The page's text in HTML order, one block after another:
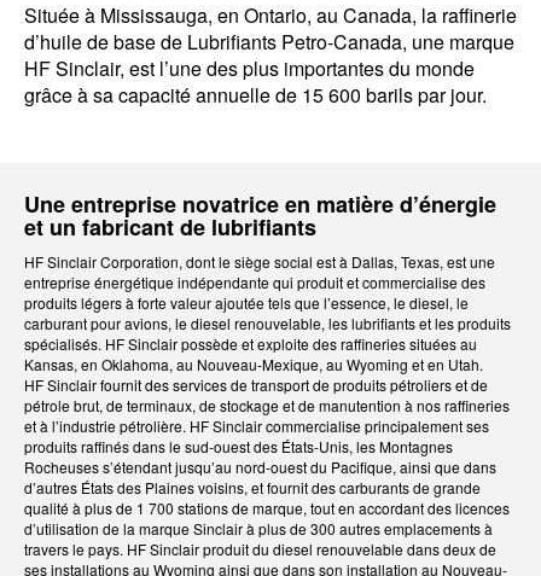
Située à Mississauga, en Ontario, au Canada, la raffinerie
d’huile de base de Lubrifiants Petro-Canada, une marque
HF Sinclair, est l’une des plus importantes du monde
grâce à sa capacité annuelle de 15 600 barils par jour.
Une entreprise novatrice en matière d’énergie
et un fabricant de lubrifiants
HF Sinclair Corporation, dont le siège social est à Dallas, Texas, est une
entreprise énergétique indépendante qui produit et commercialise des
produits légers à forte valeur ajoutée tels que l’essence, le diesel, le
carburant pour avions, le diesel renouvelable, les lubrifiants et les produits
spécialisés. HF Sinclair possède et exploite des raffineries situées au
Kansas, en Oklahoma, au Nouveau-Mexique, au Wyoming et en Utah.
HF Sinclair fournit des services de transport de produits pétroliers et de
pétrole brut, de terminaux, de stockage et de manutention à nos raffineries
et à l’industrie pétrolière. HF Sinclair commercialise principalement ses
produits raffinés dans le sud-ouest des États-Unis, les Montagnes
Rocheuses s’étendant jusqu’au nord-ouest du Pacifique, ainsi que dans
d’autres États des Plaines voisins, et fournit des carburants de grande
qualité à plus de 1 700 stations de marque, tout en accordant des licences
d’utilisation de la marque Sinclair à plus de 300 autres emplacements à
travers le pays. HF Sinclair produit du diesel renouvelable dans deux de
ses installations au Wyoming ainsi que dans son installation au Nouveau-